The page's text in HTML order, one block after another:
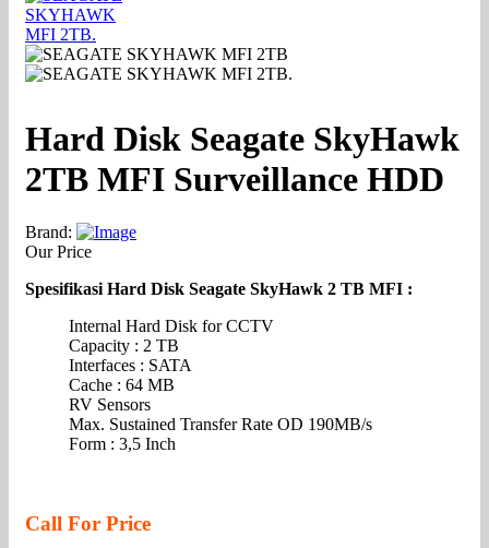
Hard Disk Seagate SkyHawk
2TB MFI Surveillance HDD
Brand:
Our Price
Spesifikasi Hard Disk Seagate SkyHawk 2 TB MFI :
Internal Hard Disk for CCTV
Capacity : 2 TB
Interfaces : SATA
Cache : 64 MB
RV Sensors
Max. Sustained Transfer Rate OD 190MB/s
Form : 3,5 Inch
Call For Price